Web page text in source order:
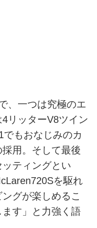
、一つは究極のエ
リッターV8ツイン
もおなじみのカ
用。そして最後
ティングとい
を駆れ
グが楽しめるこ
す」と力強く語